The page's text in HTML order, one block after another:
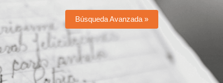
Búsqueda Avanzada »